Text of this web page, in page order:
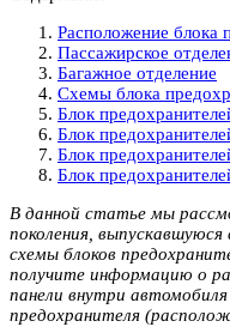
Расположение блока
Пассажирское
Багажное отделение
Схемы блока
Блок
Блок
Блок
Блок
В данной статье мы
поколения,
схемы блоков
получите информацию о
панели внутри
предохранителя